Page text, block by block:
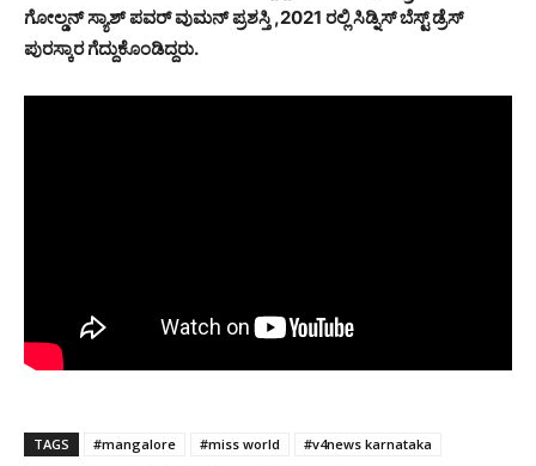
ಗೋಲ್ಡನ್ ಸ್ಯಾಶ್ ಪವರ್ ವುಮನ್ ಪ್ರಶಸ್ತಿ ,2021 ರಲ್ಲಿ ಸಿಡ್ನಿಸ್ ಬೆಸ್ಟ್ ಡ್ರೆಸ್
ಪುರಸ್ಕಾರ ಗೆದ್ದುಕೊಂಡಿದ್ದರು.
TAGS #mangalore #miss world
#v4news karnataka